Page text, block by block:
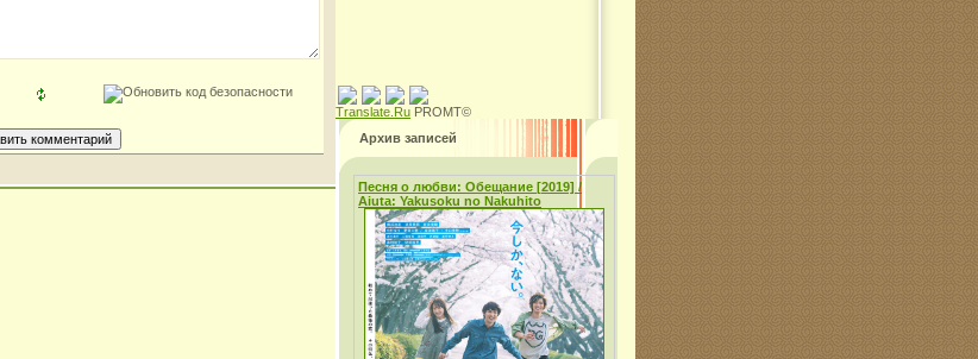
Translate.Ru PROMT©
Архив записей
Песня о любви: Обещание [2019] /
Aiuta: Yakusoku no Nakuhito